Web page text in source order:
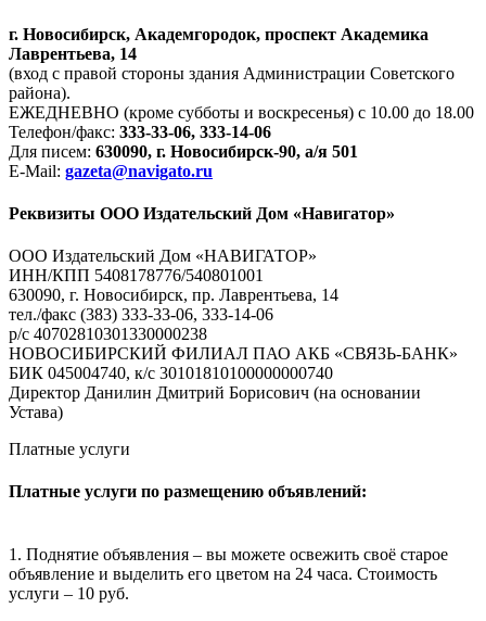
г. Новосибирск, Академгородок, проспект Академика
Лаврентьева, 14
(вход с правой стороны здания Администрации Советского
района).
ЕЖЕДНЕВНО (кроме субботы и воскресенья) с 10.00 до 18.00
Телефон/факс: 333-33-06, 333-14-06
Для писем: 630090, г. Новосибирск-90, а/я 501
E-Mail: gazeta@navigato.ru
Реквизиты ООО Издательский Дом «Навигатор»
ООО Издательский Дом «НАВИГАТОР»
ИНН/КПП 5408178776/540801001
630090, г. Новосибирск, пр. Лаврентьева, 14
тел./факс (383) 333-33-06, 333-14-06
р/с 40702810301330000238
НОВОСИБИРСКИЙ ФИЛИАЛ ПАО АКБ «СВЯЗЬ-БАНК»
БИК 045004740, к/с 30101810100000000740
Директор Данилин Дмитрий Борисович (на основании
Устава)
Платные услуги
Платные услуги по размещению объявлений:
1. Поднятие объявления – вы можете освежить своё старое
объявление и выделить его цветом на 24 часа. Стоимость
услуги – 10 руб.